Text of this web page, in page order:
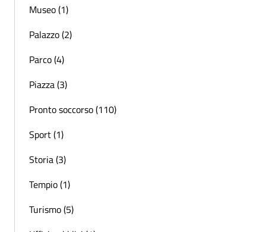
Museo (1)
Palazzo (2)
Parco (4)
Piazza (3)
Pronto soccorso (110)
Sport (1)
Storia (3)
Tempio (1)
Turismo (5)